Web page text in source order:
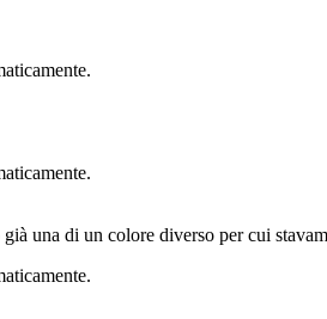
una di un colore diverso per cui